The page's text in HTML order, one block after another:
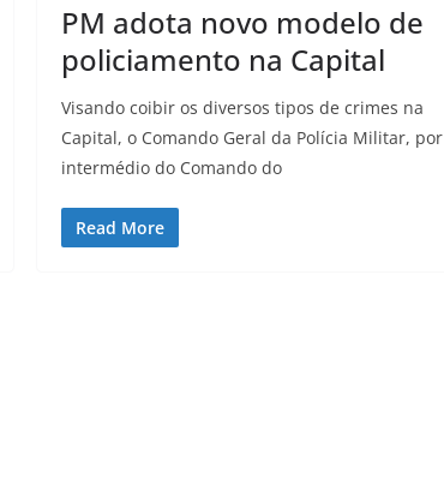
PM adota novo modelo de
policiamento na Capital
Visando coibir os diversos tipos de crimes na
Capital, o Comando Geral da Polícia Militar, por
intermédio do Comando do
Read More